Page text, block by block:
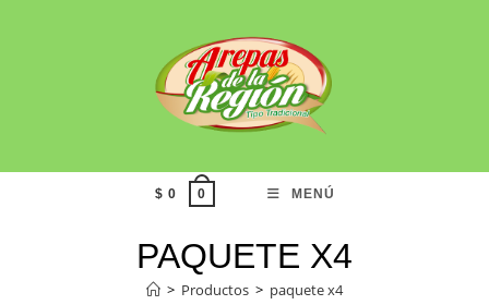
$ 0 0 MENÚ
PAQUETE X4
> Productos > paquete x4